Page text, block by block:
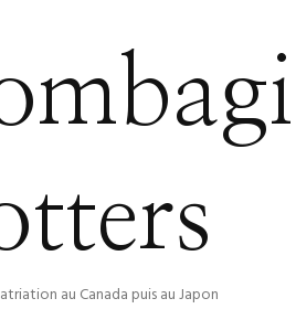
au Canada puis au Japon